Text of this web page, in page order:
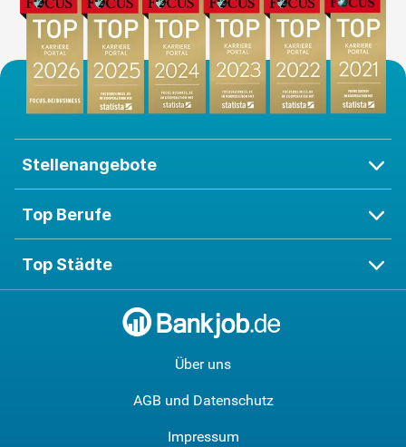
Stellenangebote
Top Berufe
Top Städte
Über uns
AGB und Datenschutz
Impressum